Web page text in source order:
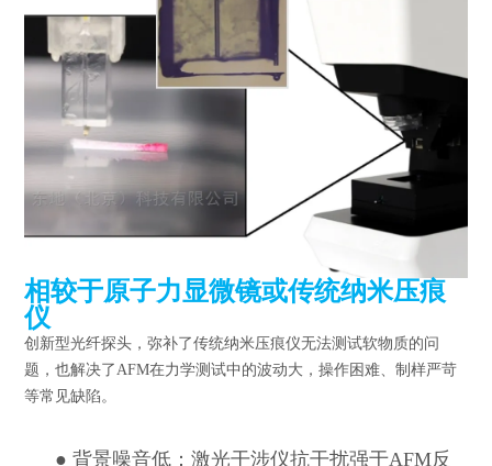
相较于原子力显微镜或传统纳米压痕
仪
创新型光纤探头，弥补了传统纳米压痕仪无法测试软物质的问
题，也解决了AFM在力学测试中的波动大，操作困难、制样严苛
等常见缺陷。
●背景噪音低：激光干涉仪抗干扰强于AFM反